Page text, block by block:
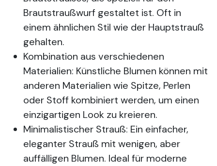
Brautstraußwurf gestaltet ist. Oft in
einem ähnlichen Stil wie der Hauptstrauß
gehalten.
Kombination aus verschiedenen
Materialien: Künstliche Blumen können mit
anderen Materialien wie Spitze, Perlen
oder Stoff kombiniert werden, um einen
einzigartigen Look zu kreieren.
Minimalistischer Strauß: Ein einfacher,
eleganter Strauß mit wenigen, aber
auffälligen Blumen. Ideal für moderne